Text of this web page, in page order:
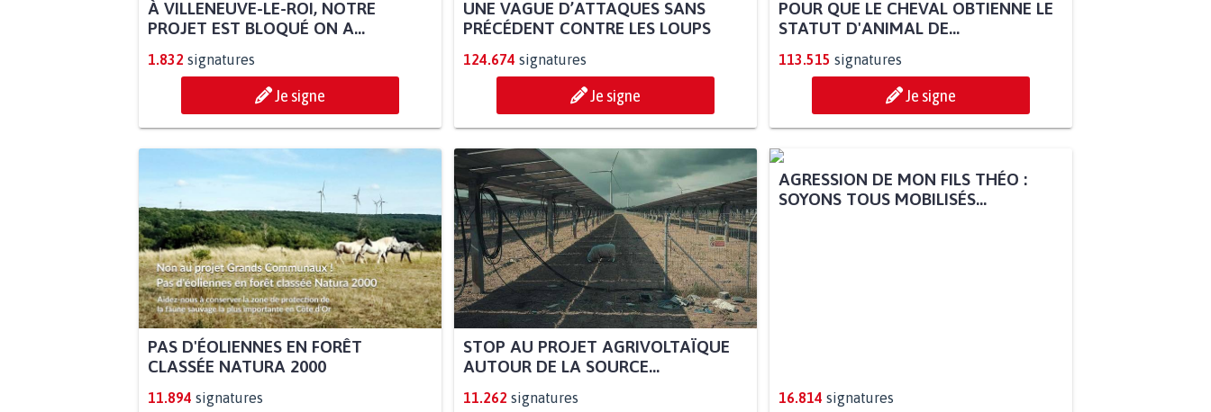
À VILLENEUVE-LE-ROI, NOTRE
PROJET EST BLOQUÉ ON A...
1.832 signatures
Je signe
UNE VAGUE D’ATTAQUES SANS
PRÉCÉDENT CONTRE LES LOUPS
124.674 signatures
Je signe
POUR QUE LE CHEVAL OBTIENNE LE
STATUT D'ANIMAL DE...
113.515 signatures
Je signe
PAS D'ÉOLIENNES EN FORÊT
CLASSÉE NATURA 2000
11.894 signatures
STOP AU PROJET AGRIVOLTAÏQUE
AUTOUR DE LA SOURCE...
11.262 signatures 16.814 signatures